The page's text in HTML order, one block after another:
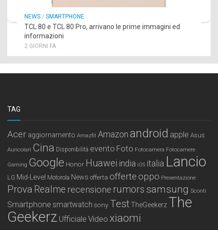
NEWS / SMARTPHONE
TCL 80 e TCL 80 Pro, arrivano le prime immagini ed
informazioni
2 GIORNI FA
TAG
Acer aggiornamento Amazfit Amazonandroid apple Asus
Auricolari Cina Disponibilità evento Foto Fotocamera Fotocamere
Gaming Google Honor Huawei india iOS italia Lancio
LG Mid-Level Motorola News offerta offerte oppo Presentazione
Prova Realme recensione rumors samsung Sconti
Smartphone smartwatch sony TestTheGeekerz The
Geekerz Ufficiale Video xiaomi